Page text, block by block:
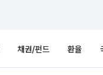
채권/펀드 환율